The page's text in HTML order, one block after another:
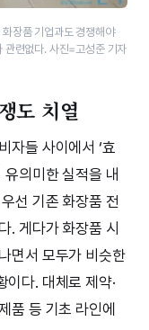
장품 기업과도 경쟁해야
관련없다. 사진=고성준 기자
도 치열
자들 사이에서 ‘효
유의미한 실적을 내
선 기존 화장품 전
. 게다가 화장품 시
면서 모두가 비슷한
다. 대체로 제약·
품 등 기초 라인에